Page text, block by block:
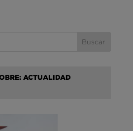
ACTUALIDAD